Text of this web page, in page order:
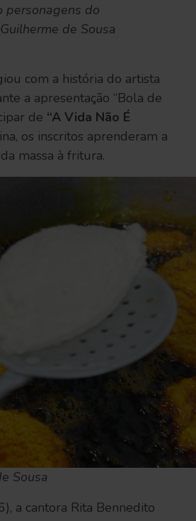
personagens do
de Sousa
com a história do artista
a apresentação “Bola de
de “A Vida Não É
os inscritos aprenderam a
massa à fritura.
Sousa
a cantora Rita Bennedito